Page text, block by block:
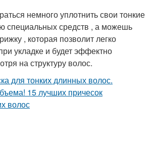
немного уплотнить свои тонкие
специальных средств , а можешь
, которая позволит легко
укладке и будет эффектно
на структуру волос.